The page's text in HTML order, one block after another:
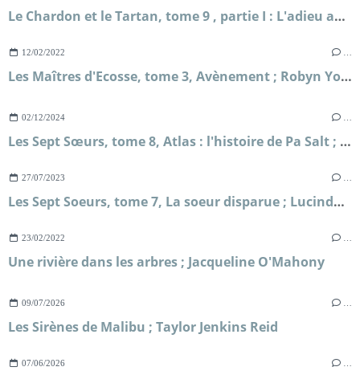
Le Chardon et le Tartan, tome 9 , partie I : L'adieu aux abeilles ; Diana Gabaldon
12/02/2022
Les Maîtres d'Ecosse, tome 3, Avènement ; Robyn Young
02/12/2024
Les Sept Sœurs, tome 8, Atlas : l'histoire de Pa Salt ; Lucinda Riley et Harry Whittaker
27/07/2023
Les Sept Soeurs, tome 7, La soeur disparue ; Lucinda Riley
23/02/2022
Une rivière dans les arbres ; Jacqueline O'Mahony
09/07/2026
Les Sirènes de Malibu ; Taylor Jenkins Reid
07/06/2026